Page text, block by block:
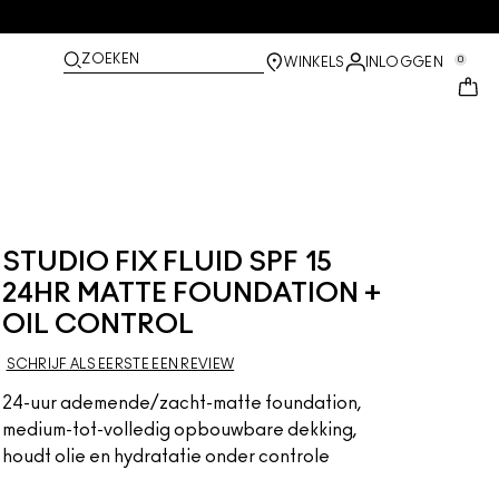
ZOEKEN WINKELS INLOGGEN 0
STUDIO FIX FLUID SPF 15
24HR MATTE FOUNDATION +
OIL CONTROL
SCHRIJF ALS EERSTE EEN REVIEW
24-uur ademende/zacht-matte foundation,
medium-tot-volledig opbouwbare dekking,
houdt olie en hydratatie onder controle